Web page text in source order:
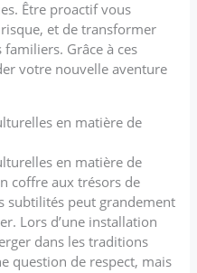
Être proactif vous
et de transformer
Grâce à ces
votre nouvelle aventure
en matière de
en matière de
coffre aux trésors de
subtilités peut grandement
Lors d’une installation
dans les traditions
question de respect, mais